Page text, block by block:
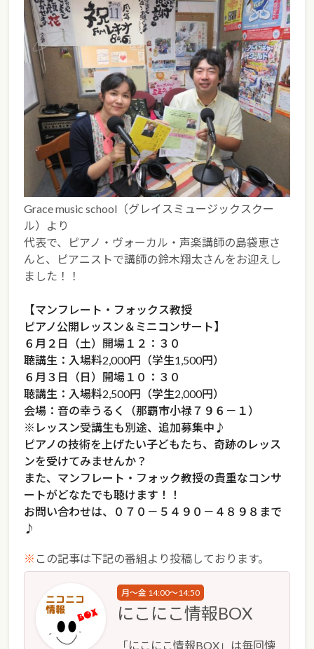
Grace music school（グレイスミュージックスクー
ル）より
代表で、ピアノ・ヴォーカル・声楽講師の島袋恵さ
んと、ピアニストで講師の鈴木翔太さんをお迎えし
ました！！
【マンフレート・フォックス教授
ピアノ公開レッスン＆ミニコンサート】
６月２日（土）開場１２：３０
聴講生：入場料2,000円（学生1,500円）
６月３日（日）開場１０：３０
聴講生：入場料2,500円（学生2,000円）
会場：音の幸うるく（那覇市小禄７９６－１）
※レッスン受講生も別途、追加募集中♪
ピアノの技術を上げたい子どもたち、奇跡のレッス
ンを受けてみませんか？
また、マンフレート・フォック教授の貴重なコンサ
ートがどなたでも聴けます！！
お問い合わせは、０７０－５４９０－４８９８まで
♪
※ この記事は下記の番組より投稿しております。
月～金 14:00～14:50
にこにこ情報BOX
「にこにこ情報BOX」は毎回懐